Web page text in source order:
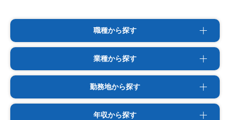
職種から探す
業種から探す
勤務地から探す
年収から探す